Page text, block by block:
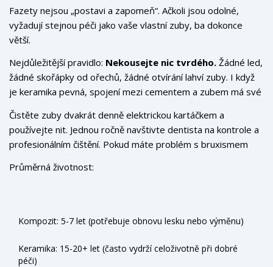
Fazety nejsou „postavi a zapomeň“. Ačkoli jsou odolné,
vyžadují stejnou péči jako vaše vlastní zuby, ba dokonce
větší.
Nejdůležitější pravidlo: Nekousejte nic tvrdého. Žádné led,
žádné skořápky od ořechů, žádné otvírání lahví zuby. I když
je keramika pevná, spojení mezi cementem a zubem má své
limity. Pokud kousnete do kamene, fázet může prasknout
nebo se odlepít.
Čistěte zuby dvakrát denně elektrickou kartáčkem a
používejte nit. Jednou ročně navštivte dentista na kontrole a
profesionálním čištění. Pokud máte problém s bruxismem
(škrcením zubů v noci), dentista vám pravděpodobně
doporučí noční chránič. Bez něj by mohly fazety prasknout
Průměrná životnost:
Kompozit: 5-7 let (potřebuje obnovu lesku nebo výměnu)
Keramika: 15-20+ let (často vydrží celoživotně při dobré
péči)